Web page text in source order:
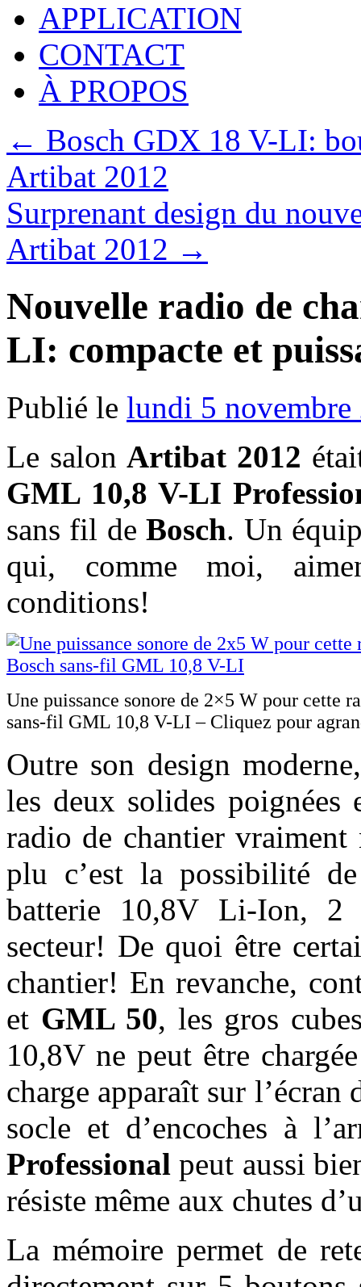
APPLICATION
CONTACT
À PROPOS
← Bosch GDX 18 V-LI:
Artibat 2012
Surprenant design du
Artibat 2012 →
Nouvelle radio de
LI: compacte et
Publié le lundi 5 novembre
Le salonArtibat 2012
GML 10,8 V-LI
sans fil deBosch. Un
qui, comme moi,
conditions!
Une puissance sonore de 2×5 W pour cette
sans-fil GML 10,8 V-LI – Cliquez pour
Outre son design
les deux solides poignées
radio de chantier vraiment
plu c’est la possibilité
batterie 10,8V Li-Ion, 2
secteur! De quoi être
chantier! En revanche,
et GML 50, les gros
10,8V ne peut être
charge apparaît sur
socle et d’encoches à
Professional peut aussi
résiste même aux chutes
La mémoire permet de